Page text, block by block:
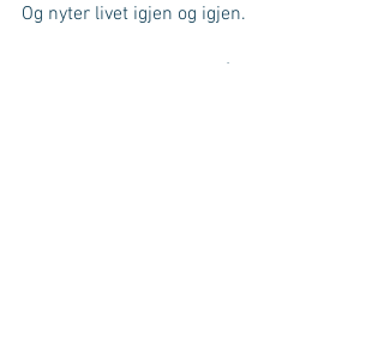
Og nyter livet igjen og igjen.
Tenk, for en herlig dag. Nå synger